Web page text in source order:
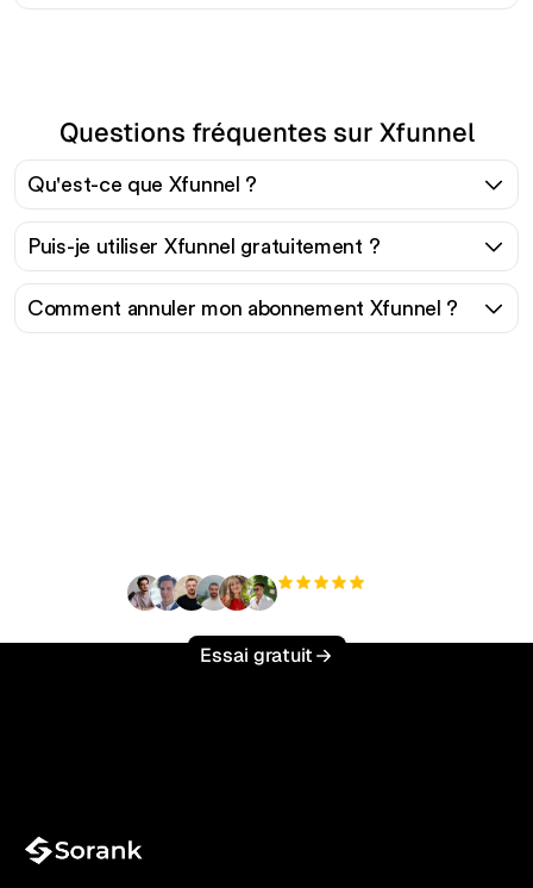
Questions fréquentes sur Xfunnel
Qu'est-ce que Xfunnel ?
Puis-je utiliser Xfunnel gratuitement ?
Comment annuler mon abonnement Xfunnel ?
Essai gratuit